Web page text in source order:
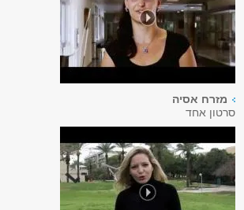
מזרח אסיה
סרטון אחד